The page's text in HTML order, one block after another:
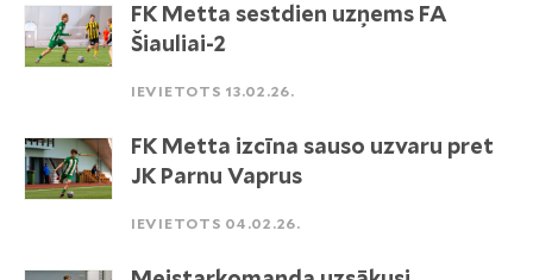
FK Metta sestdien uzņems FA
Šiauliai-2
IEVIETOTS 13.02.26.
FK Metta izcīna sauso uzvaru pret
JK Parnu Vaprus
IEVIETOTS 04.02.26.